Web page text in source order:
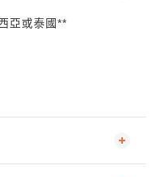
亞或泰國 **